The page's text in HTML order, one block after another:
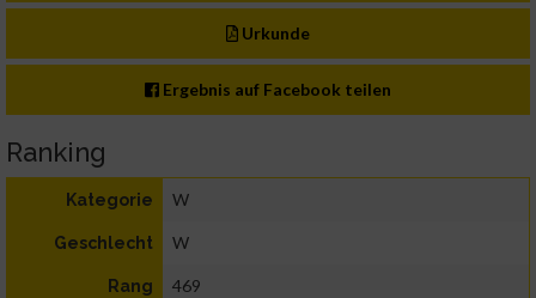
Urkunde
Ergebnis auf Facebook teilen
Ranking
Kategorie W
Geschlecht W
Rang 469